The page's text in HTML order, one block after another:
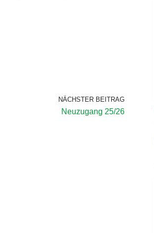
NÄCHSTER BEITRAG
Neuzugang 25/26